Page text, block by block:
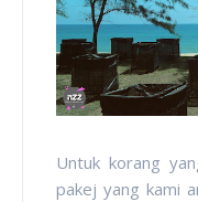
Untuk korang
pakej yang kami